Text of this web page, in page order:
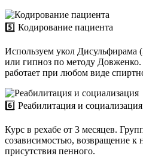
5️⃣ Кодирование пациента
Используем укол Дисульфирама
или гипноз по методу Довженко.
работает при любом виде
6️⃣ Реабилитация и социализация
Курс в рехабе от 3 месяцев.
созависимостью, возвращение к
присутствия пенного.